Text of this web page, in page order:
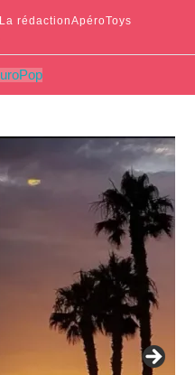
La rédactionApéroToys